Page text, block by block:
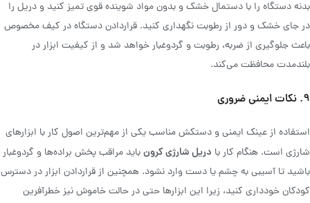
بدنه دستگاه را با دستمال خشک و بدون مواد شوینده قوی تمیز کنید و دریل را
در جای خشک و دور از رطوبت نگهداری کنید. قراردادن دستگاه در کیف مخصوص
باعث جلوگیری از ضربه، رطوبت و گردوغبار خواهد شد و از کیفیت ابزار در
بلندمدت محافظت می‌کند.
۹. نکات ایمنی ضروری
استفاده از عینک ایمنی و دستکش مناسب یکی از مهم‌ترین اصول کار با ابزارهای
شارژی است. هنگام کار با دریل شارژی کرونباید مراقب پخش براده‌ها و گردوغبار
باشید تا آسیبی به چشم یا دست وارد نشود. همچنین از قراردادن ابزار در دسترس
کودکان خودداری کنید، زیرا این ابزارها حتی در حالت خاموش نیز خطرآفرین